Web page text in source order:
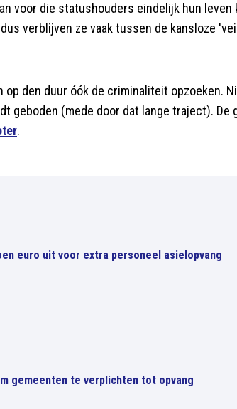
voor die statushouders eindelijk hun leven
verblijven ze vaak tussen de kansloze
den duur óók de criminaliteit opzoeken.
geboden (mede door dat lange traject). De
.
euro uit voor extra personeel asielopvang
gemeenten te verplichten tot opvang